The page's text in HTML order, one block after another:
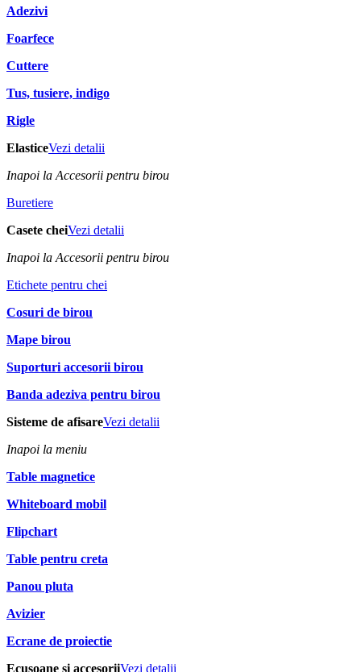
Adezivi
Foarfece
Cuttere
Tus, tusiere, indigo
Rigle
ElasticeVezi detalii
Inapoi la Accesorii pentru birou
Buretiere
Casete cheiVezi detalii
Inapoi la Accesorii pentru birou
Etichete pentru chei
Cosuri de birou
Mape birou
Suporturi accesorii birou
Banda adeziva pentru birou
Sisteme de afisareVezi detalii
Inapoi la meniu
Table magnetice
Whiteboard mobil
Flipchart
Table pentru creta
Panou pluta
Avizier
Ecrane de proiectie
Ecusoane si accesoriiVezi detalii